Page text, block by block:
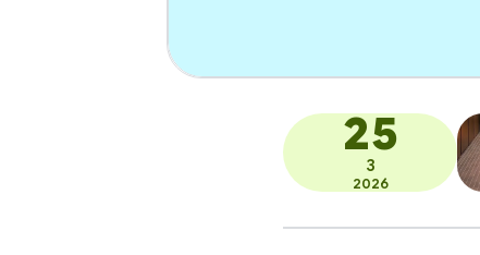
25
3
2026